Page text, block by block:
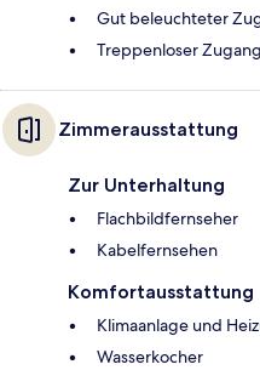
Gut beleuchteter
Treppenloser
Zimmerausstattung
Zur Unterhaltung
Flachbildfernseher
Kabelfernsehen
Komfortausstattung
Klimaanlage und
Wasserkocher